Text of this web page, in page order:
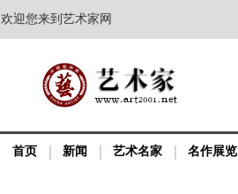
欢迎您来到艺术家网
首页 新闻 艺术名家 名作展览